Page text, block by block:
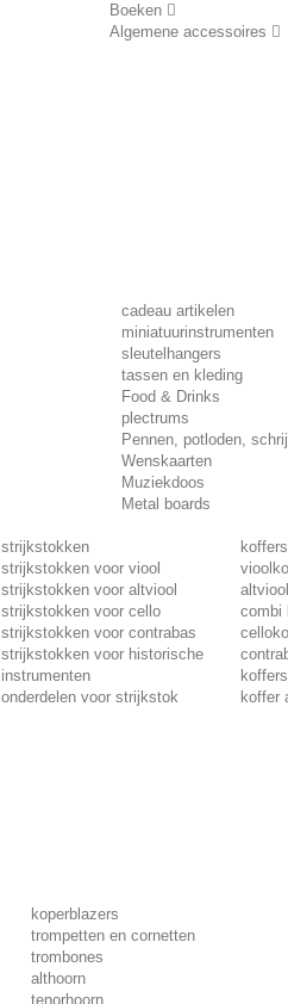
Boeken
Algemene accessoires
cadeau artikelen
miniatuurinstrumenten
sleutelhangers
tassen en kleding
Food & Drinks
plectrums
Pennen, potloden,
Wenskaarten
Muziekdoos
Metal boards
strijkstokken
strijkstokken voor viool
strijkstokken voor altviool
strijkstokken voor cello
strijkstokken voor contrabas
strijkstokken voor historische
instrumenten
onderdelen voor strijkstok
koffers
combi
koffer
koperblazers
trompetten en cornetten
trombones
althoorn
tenorhoorn